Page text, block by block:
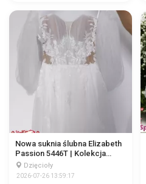
Nowa suknia ślubna Elizabeth
Passion 5446T | Kolekcja
Barcelona
Dzięcioły
2026-07-26 13:59:17